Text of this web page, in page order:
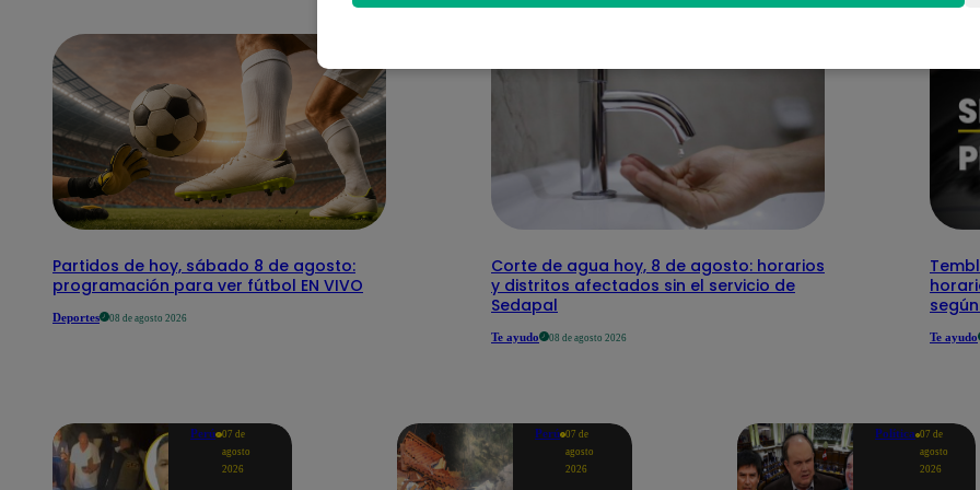
Partidos de hoy, sábado 8 de agosto:
programación para ver fútbol EN VIVO
Deportes 08 de agosto 2026
Corte de agua hoy, 8 de agosto: horarios
y distritos afectados sin el servicio de
Sedapal
Te ayudo 08 de agosto 2026 Te ayudo
Perú 07 de
agosto
2026
Perú 07 de
agosto
2026
Política 07 de
agosto
2026